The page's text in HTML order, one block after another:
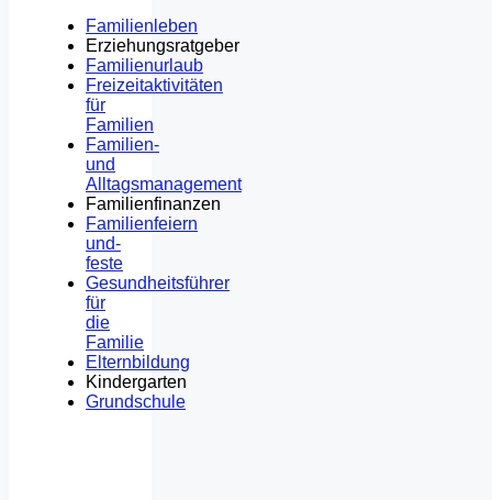
Familienleben
Erziehungsratgeber
Familienurlaub
Freizeitaktivitäten
für
Familien
Familien-
und
Alltagsmanagement
Familienfinanzen
Familienfeiern
und-
feste
Gesundheitsführer
für
die
Familie
Elternbildung
Kindergarten
Grundschule